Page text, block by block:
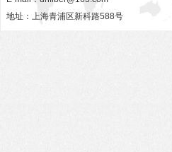
地址：上海青浦区新科路588号